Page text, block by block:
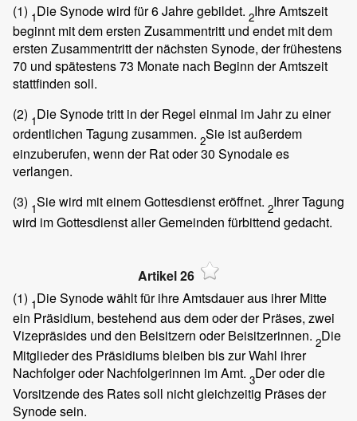
(1) 1Die Synode wird für 6 Jahre gebildet. 2Ihre Amtszeit
beginnt mit dem ersten Zusammentritt und endet mit dem
ersten Zusammentritt der nächsten Synode, der frühestens
70 und spätestens 73 Monate nach Beginn der Amtszeit
stattfinden soll.
(2) 1Die Synode tritt in der Regel einmal im Jahr zu einer
ordentlichen Tagung zusammen. 2Sie ist außerdem
einzuberufen, wenn der Rat oder 30 Synodale es
verlangen.
(3) 1Sie wird mit einem Gottesdienst eröffnet. 2Ihrer Tagung
wird im Gottesdienst aller Gemeinden fürbittend gedacht.
Artikel 26
(1) 1Die Synode wählt für ihre Amtsdauer aus ihrer Mitte
ein Präsidium, bestehend aus dem oder der Präses, zwei
Vizepräsides und den Beisitzern oder Beisitzerinnen. 2Die
Mitglieder des Präsidiums bleiben bis zur Wahl ihrer
Nachfolger oder Nachfolgerinnen im Amt. 3Der oder die
Vorsitzende des Rates soll nicht gleichzeitig Präses der
Synode sein.